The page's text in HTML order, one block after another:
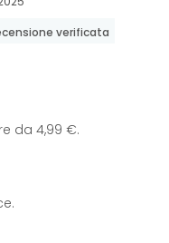
verificata
da 4,99 €.